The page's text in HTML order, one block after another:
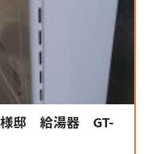
邸 給湯器 GT-